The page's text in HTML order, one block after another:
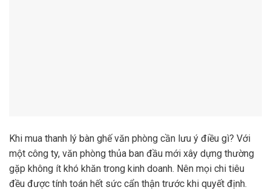
Khi mua thanh lý bàn ghế văn phòng cần lưu ý điều gì? Với
một công ty, văn phòng thủa ban đầu mới xây dựng thường
gặp không ít khó khăn trong kinh doanh. Nên mọi chi tiêu
đều được tính toán hết sức cẩn thận trước khi quyết định.